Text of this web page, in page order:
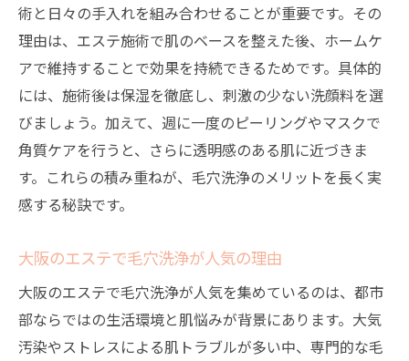
術と日々の手入れを組み合わせることが重要です。その
理由は、エステ施術で肌のベースを整えた後、ホームケ
アで維持することで効果を持続できるためです。具体的
には、施術後は保湿を徹底し、刺激の少ない洗顔料を選
びましょう。加えて、週に一度のピーリングやマスクで
角質ケアを行うと、さらに透明感のある肌に近づきま
す。これらの積み重ねが、毛穴洗浄のメリットを長く実
感する秘訣です。
大阪のエステで毛穴洗浄が人気の理由
大阪のエステで毛穴洗浄が人気を集めているのは、都市
部ならではの生活環境と肌悩みが背景にあります。大気
汚染やストレスによる肌トラブルが多い中、専門的な毛